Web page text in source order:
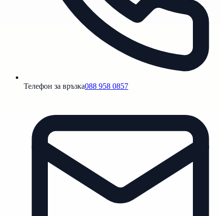
Телефон за връзка088 958 0857